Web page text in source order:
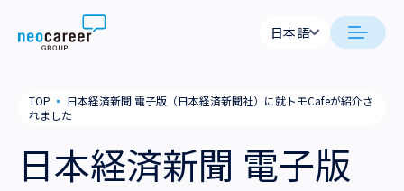
Skip to content
neocareer について
私たちの考え方
日本語
TOP ▪ 日本経済新聞 電子版（日本経済新聞社）に就トモCafeが紹介さ
れました
日本経済新聞 電子版